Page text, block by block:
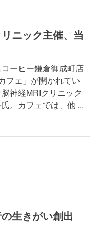
ニック主催、当
ーヒー鎌倉御成町店
フェ」が開かれてい
神経MRIクリニック
。カフェでは、他 ...
生きがい創出